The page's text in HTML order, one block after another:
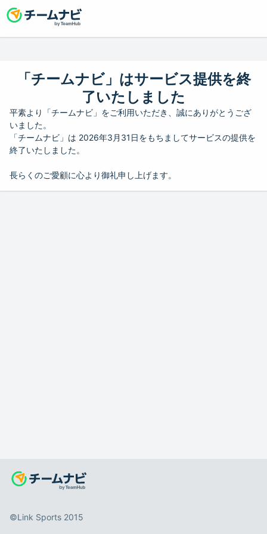
「チームナビ」はサービス提供を終
了いたしました
平素より「チームナビ」をご利用いただき、誠にありがとうござ
いました。
「チームナビ」は 2026年3月31日をもちましてサービスの提供を
終了いたしました。
長らくのご愛顧に心より御礼申し上げます。
©️Link Sports 2015